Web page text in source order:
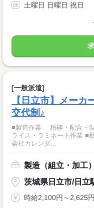
土曜日 日曜日 祝日
[一般派遣]
【日立市】メー
交代制♪
■製造作業 粉砕・配合・
ライス・ラミネート作業 ■勤務条件 ・就業曜日 5日/週（月〜金、
会社カレンダ...
製造（組立・加工）
茨城県日立市/日立
時給2,100円～2,625円